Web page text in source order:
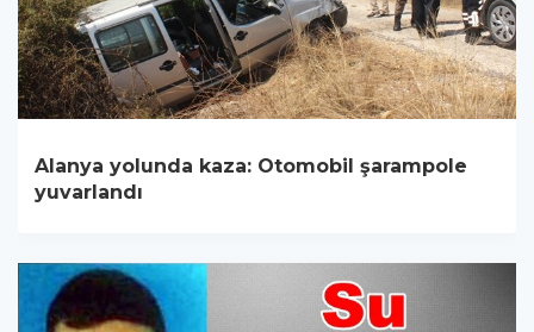
Alanya yolunda kaza: Otomobil şarampole
yuvarlandı